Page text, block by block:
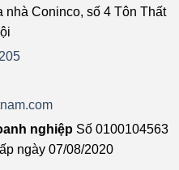
nhà Coninco, số 4 Tôn Thất
nghiệp Số 0100104563
ngày 07/08/2020